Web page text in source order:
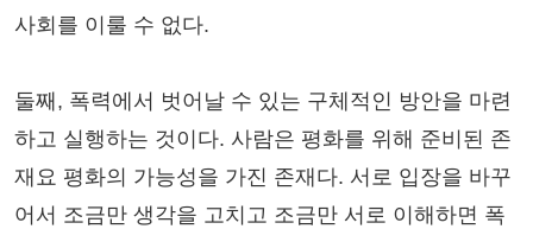
사회를 이룰 수 없다.
둘째, 폭력에서 벗어날 수 있는 구체적인 방안을 마련
하고 실행하는 것이다. 사람은 평화를 위해 준비된 존
재요 평화의 가능성을 가진 존재다. 서로 입장을 바꾸
어서 조금만 생각을 고치고 조금만 서로 이해하면 폭